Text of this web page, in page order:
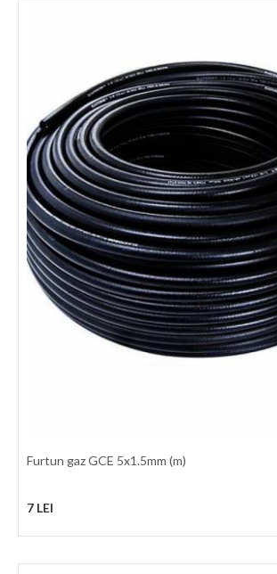
Furtun argon D6,0/12mm (colac 40m) GCE
Furtun de cauciuc pentru utilizarea cu
sudare si alte operatiuni inrudite. Potrivit, de
Hidrogen, CO2, Nitrogen, la taiere si sudare.
LPG, MPS si CNG. Interior: Cauciuc sintetic
sudare Ranforsare: Material textile sintetic
Exterior: Cauciuc sintetic negru rezistent la
intemperii Temperatura: -20°C / +60°C
430 LEI
detalii
Furtun gaz GCE 5x1.5mm (m)
7 LEI